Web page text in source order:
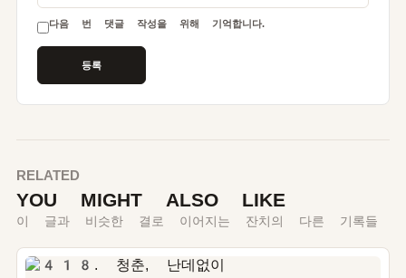
다음 번 댓글 작성을 위해 기억합니다.
RELATED
YOU MIGHT ALSO LIKE
이 글과 비슷한 결로 이어지는 잔치의 다른 기록들